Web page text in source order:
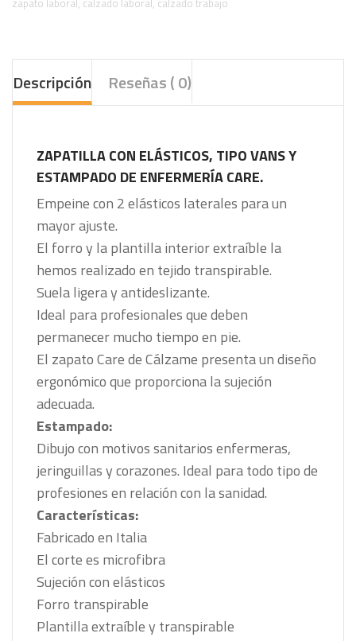
Descripción Reseñas ( 0)
ZAPATILLA CON ELÁSTICOS, TIPO VANS Y
ESTAMPADO DE ENFERMERÍA CARE.
Empeine con 2 elásticos laterales para un
mayor ajuste.
El forro y la plantilla interior extraíble la
hemos realizado en tejido transpirable.
Suela ligera y antideslizante.
Ideal para profesionales que deben
permanecer mucho tiempo en pie.
El zapato Care de Cálzame presenta un diseño
ergonómico que proporciona la sujeción
adecuada.
Estampado:
Dibujo con motivos sanitarios enfermeras,
jeringuillas y corazones. Ideal para todo tipo de
profesiones en relación con la sanidad.
Características:
Fabricado en Italia
El corte es microfibra
Sujeción con elásticos
Forro transpirable
Plantilla extraíble y transpirable